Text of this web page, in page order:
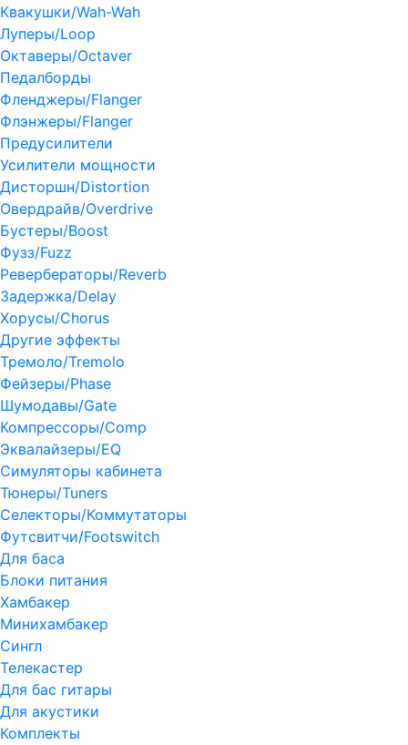
Квакушки/Wah-Wah
Луперы/Loop
Октаверы/Octaver
Педалборды
Фленджеры/Flanger
Флэнжеры/Flanger
Предусилители
Усилители мощности
Дисторшн/Distortion
Овердрайв/Overdrive
Бустеры/Boost
Фузз/Fuzz
Ревербераторы/Reverb
Задержка/Delay
Хорусы/Chorus
Другие эффекты
Тремоло/Tremolo
Фейзеры/Phase
Шумодавы/Gate
Компрессоры/Comp
Эквалайзеры/EQ
Симуляторы кабинета
Тюнеры/Tuners
Селекторы/Коммутаторы
Футсвитчи/Footswitch
Для баса
Блоки питания
Хамбакер
Минихамбакер
Сингл
Телекастер
Для бас гитары
Для акустики
Комплекты